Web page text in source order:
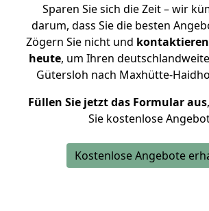
Sparen Sie sich die Zeit – wir
darum, dass Sie die besten
Zögern Sie nicht und kontaktieren
heute, um Ihren
Gütersloh nach Maxhütte-
Füllen Sie jetzt das Formular aus
Sie kostenlose
Kostenlose Angebote